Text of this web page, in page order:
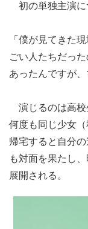
初の単独主演に
「僕が見てきた
ごい人たちだっ
あったんですが、
演じるのは高校
何度も同じ少女（
帰宅すると自分
も対面を果たし
展開される。